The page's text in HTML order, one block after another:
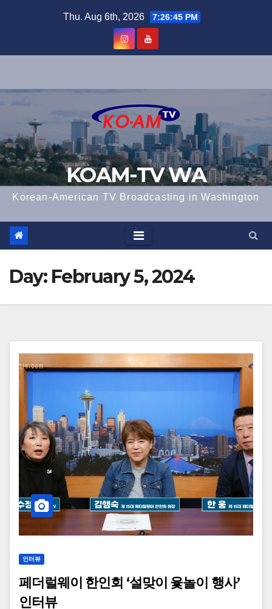
Thu. Aug 6th, 2026 7:26:45 PM
KOAM-TV WA
Korean-American TV Broadcasting in Washington
Day: February 5, 2024
인터뷰
페더럴웨이 한인회 ‘설맞이 윷놀이 행사’
인터뷰